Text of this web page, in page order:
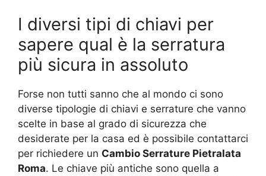
I diversi tipi di chiavi per
sapere qual è la serratura
più sicura in assoluto
Forse non tutti sanno che al mondo ci sono
diverse tipologie di chiavi e serrature che vanno
scelte in base al grado di sicurezza che
desiderate per la casa ed è possibile contattarci
per richiedere un Cambio Serrature Pietralata
Roma. Le chiave più antiche sono quella a